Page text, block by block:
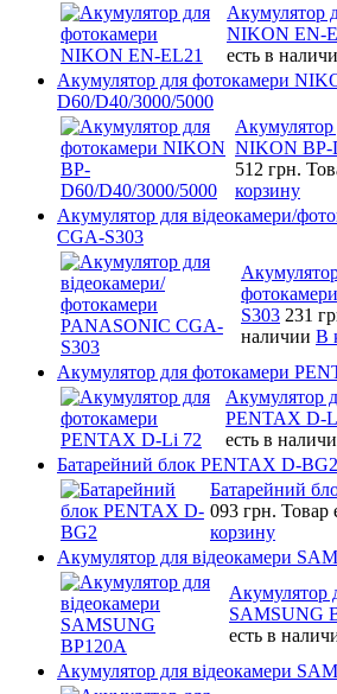
Акумулятор
NIKON EN-
есть в
Акумулятор для фотокамери
D60/D40/3000/5000
NIKON BP-
512 грн.
корзину
Акумулятор для відеокамери/
CGA-S303
S303 231
наличии В
Акумулятор для фотокамери
Акумулятор
PENTAX D-
есть в
Батарейний блок PENTAX D-BG2
Батарейний
093 грн. Товар
корзину
Акумулятор для відеокамери
Акумулятор
SAMSUNG
есть в
Акумулятор для відеокамери